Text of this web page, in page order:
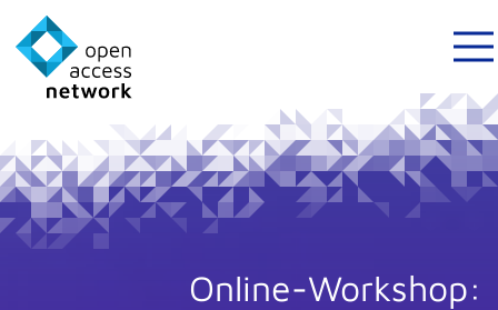
Online-Workshop: